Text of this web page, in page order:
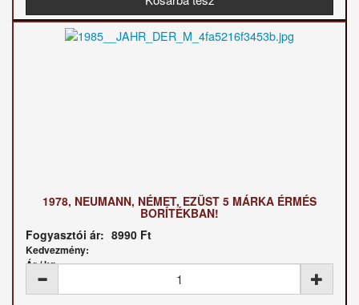
1978, NEUMANN, NÉMET, EZÜST 5 MÁRKA ÉRMÉS
BORÍTÉKBAN!
Fogyasztói ár: 8990 Ft
Kedvezmény:
Ár / kg: